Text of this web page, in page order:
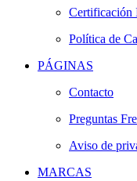
Certificación
Política de
PÁGINAS
Contacto
Preguntas
Aviso de
MARCAS